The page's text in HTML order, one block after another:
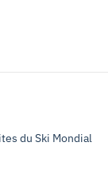
du Ski Mondial